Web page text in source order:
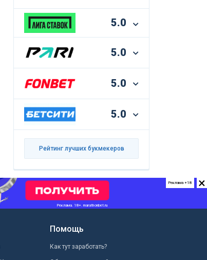
5.0
5.0
5.0
5.0
Рейтинг лучших букмекеров
×
Реклама +18
Помощь
Как тут заработать?